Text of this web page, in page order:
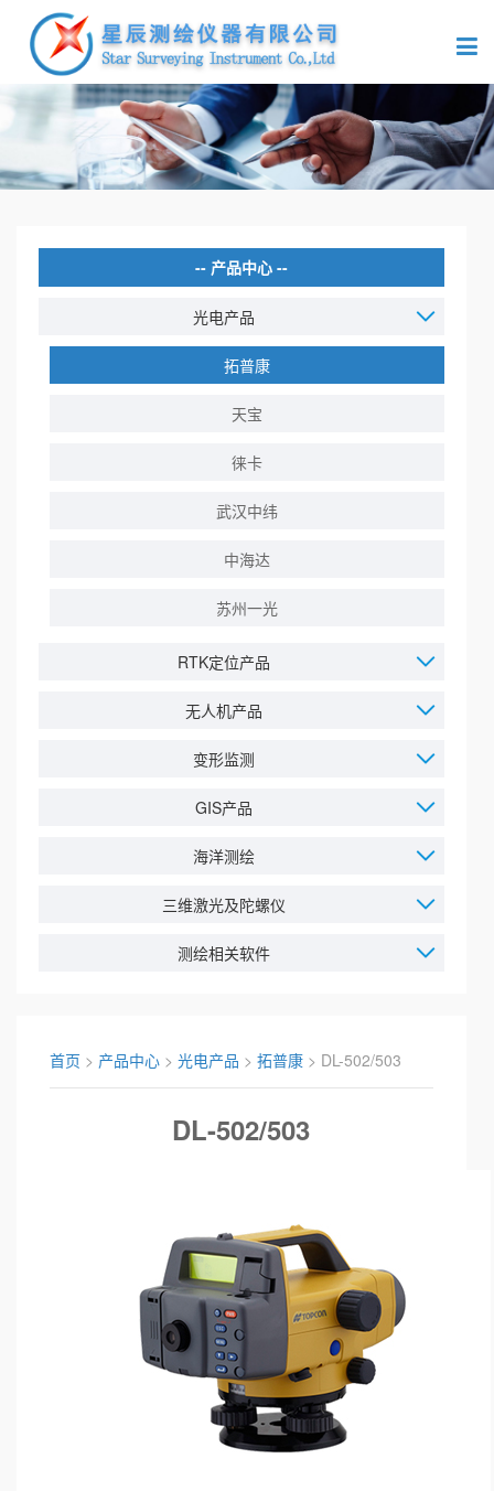
产品中心
光电产品
拓普康
天宝
徕卡
武汉中纬
中海达
苏州一光
RTK定位产品
无人机产品
变形监测
GIS产品
海洋测绘
三维激光及陀螺仪
测绘相关软件
首页 > 产品中心 > 光电产品 > 拓普康 > DL-502/503
DL-502/503